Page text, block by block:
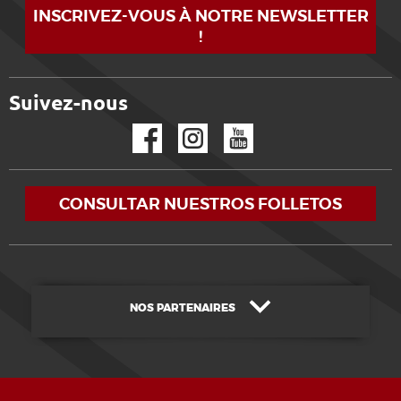
INSCRIVEZ-VOUS À NOTRE NEWSLETTER
!
Suivez-nous
CONSULTAR NUESTROS FOLLETOS
NOS PARTENAIRES